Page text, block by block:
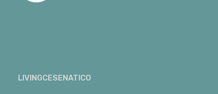
LIVINGCESENATICO